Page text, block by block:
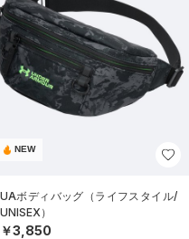
NEW
UAボディバッグ（ライフスタイル/
UNISEX）
￥3,850